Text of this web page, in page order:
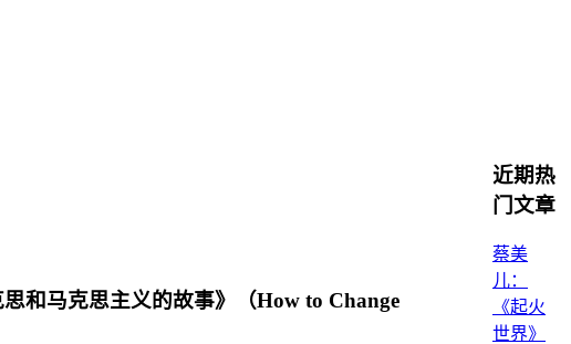
和马克思主义的故事》（How to Change
近期热
门文章
蔡美
儿：
《起火
世界》